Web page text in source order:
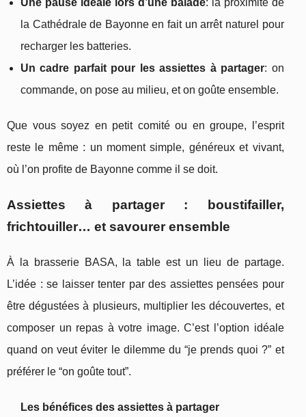
Une pause idéale lors d’une balade: la proximité de
la Cathédrale de Bayonne en fait un arrêt naturel pour
recharger les batteries.
Un cadre parfait pour les assiettes à partager: on
commande, on pose au milieu, et on goûte ensemble.
Que vous soyez en petit comité ou en groupe, l’esprit
reste le même : un moment simple, généreux et vivant,
où l’on profite de Bayonne comme il se doit.
Assiettes à partager : boustifailler,
frichtouiller… et savourer ensemble
À la brasserie BASA, la table est un lieu de partage.
L’idée : se laisser tenter par des assiettes pensées pour
être dégustées à plusieurs, multiplier les découvertes, et
composer un repas à votre image. C’est l’option idéale
quand on veut éviter le dilemme du “je prends quoi ?” et
préférer le “on goûte tout”.
Les bénéfices des assiettes à partager